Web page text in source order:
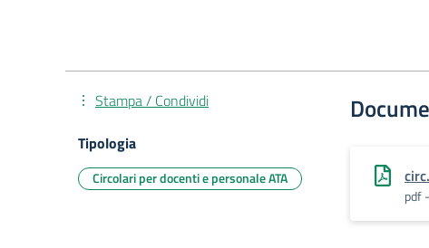
pdf
Stampa / Condividi
Tipologia
Circolari per docenti e personale ATA